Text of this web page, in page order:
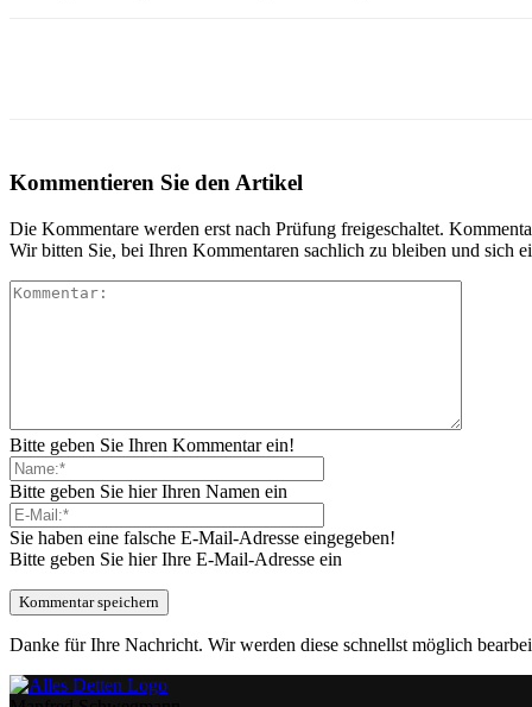
Kommentieren Sie den Artikel
Die Kommentare werden erst nach Prüfung freigeschaltet.
Wir bitten Sie, bei Ihren Kommentaren sachlich zu bleiben und sich
Bitte geben Sie Ihren Kommentar ein!
Bitte geben Sie hier Ihren Namen ein
Sie haben eine falsche E-Mail-Adresse eingegeben!
Bitte geben Sie hier Ihre E-Mail-Adresse ein
Danke für Ihre Nachricht. Wir werden diese schnellst möglich